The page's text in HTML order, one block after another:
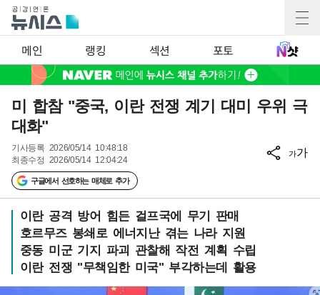
메인 랭킹 섹션 포토
미 합참 "중국, 이란 전쟁 계기 대미 우위 극
대화"
기사등록 2026/05/14 10:48:18
최종수정 2026/05/14 12:04:24
구글에서 선호하는 매체로 추가
가가
이란 공격 방어 힘든 걸프국에 무기 판매
호르무즈 봉쇄로 에너지난 겪는 나라 지원
중동 미군 기지 파괴 관찰해 작전 계획 수립
이란 전쟁 "무책임한 미국" 부각하는데 활용